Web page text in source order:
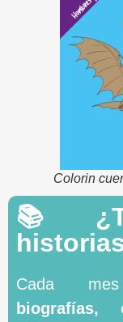
Colorin
📚
Cada
biografías,